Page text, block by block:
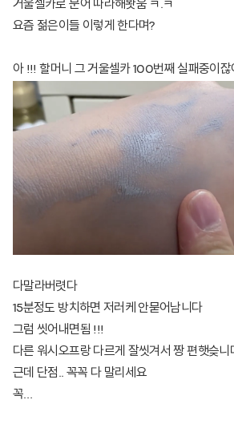
거울셀카로 문어 따라해봣움 ㅋ.ㅋ
요즘 젊은이들 이렇게 한다며?
아 !!! 할머니 그 거울셀카 100번째 실패중이잖
다말라버렷다
15분정도 방치하면 저러케 안묻어남니다
그럼 씻어내면됨 !!!
다른 워시오프랑 다르게 잘씻겨서 짱 편햇슺니
근데 단점.. 꼭꼭 다 말리세요
꼭…